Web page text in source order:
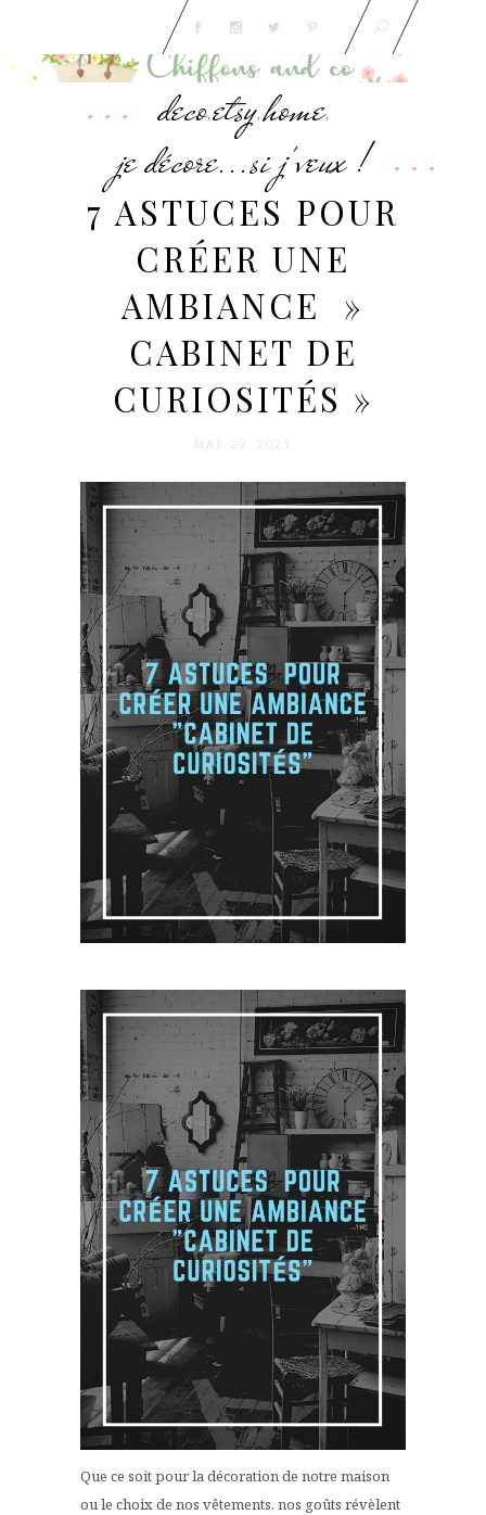
deco,etsy,home,
je décore...si j'veux !
7 ASTUCES POUR
CRÉER UNE
AMBIANCE »
CABINET DE
CURIOSITÉS »
MAR 29. 2021
Que ce soit pour la décoration de notre maison
ou le choix de nos vêtements, nos goûts révèlent